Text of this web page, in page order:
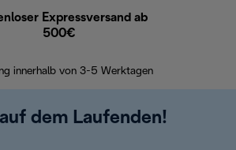
Expressversand ab
500€
innerhalb von 3-5 Werktagen
dem Laufenden!